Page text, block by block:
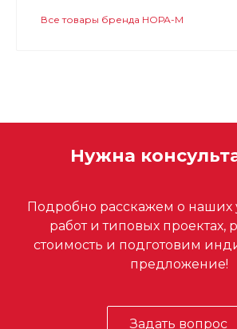
Все товары бренда НОРА-М
Нужна
Подробно расскажем о наших
работ и типовых проектах,
стоимость и подготовим
предложение!
Задать вопрос